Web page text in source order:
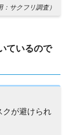
：サクフリ調査）
ているので
クが避けられ